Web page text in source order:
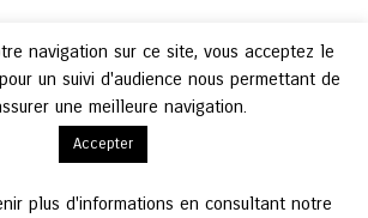
navigation sur ce site, vous acceptez le
un suivi d'audience nous permettant de
une meilleure navigation.
Accepter
plus d'informations en consultant notre